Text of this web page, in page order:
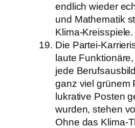
endlich wieder
und Mathematik
Klima-Kreisspiele.
Die Partei-
laute
jede
ganz viel grünem
lukrative Posten
wurden, stehen
Ohne das Klima-